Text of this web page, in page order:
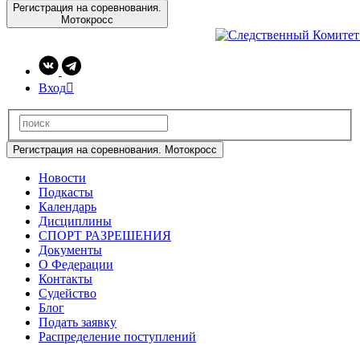
Регистрация на соревнования.
Мотокросс
Вход
Регистрация на соревнования. Мотокросс
Новости
Подкасты
Календарь
Дисциплины
СПОРТ РАЗРЕШЕНИЯ
Документы
О Федерации
Контакты
Судейство
Блог
Подать заявку
Распределение поступлений